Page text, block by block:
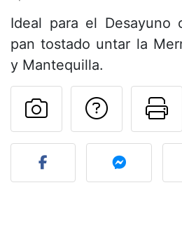
Ideal para el Desayuno
pan tostado untar la
y Mantequilla.
Publicar la